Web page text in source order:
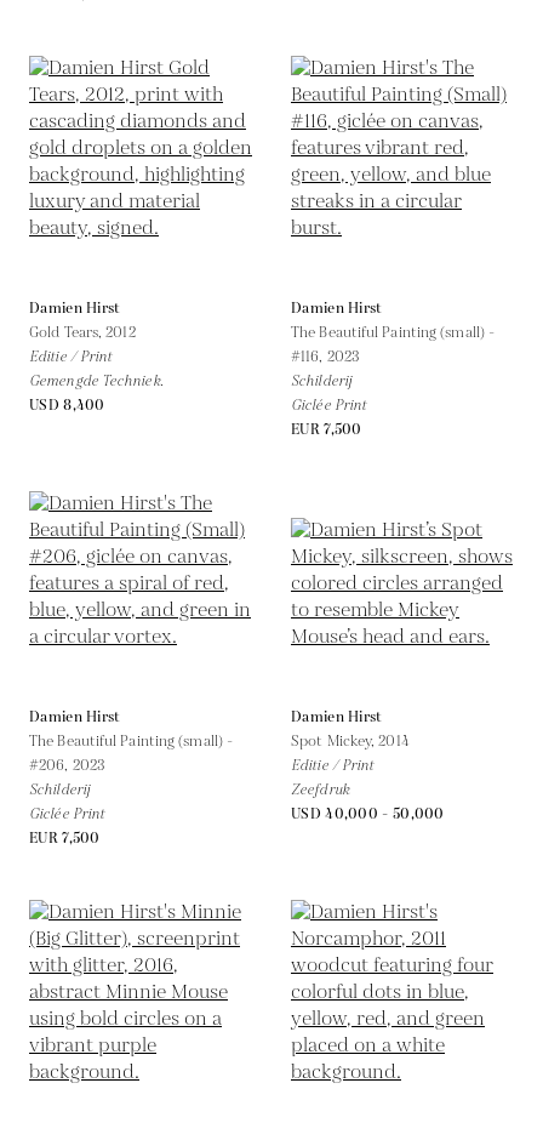
Damien Hirst
Gold Tears,2012
Editie / Print
Gemengde Techniek.
USD 8,400
Damien Hirst
The Beautiful Painting (small) -
#116, 2023
Schilderij
Giclée Print
EUR 7,500
Damien Hirst
The Beautiful Painting (small) -
#206, 2023
Schilderij
Giclée Print
EUR 7,500
Damien Hirst
Spot Mickey,2014
Editie / Print
Zeefdruk
USD 40,000 - 50,000